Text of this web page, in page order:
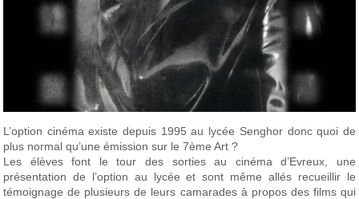
L’option cinéma existe depuis 1995 au lycée Senghor donc quoi de
plus normal qu’une émission sur le 7ème Art ?
Les élèves font le tour des sorties au cinéma d’Evreux, une
présentation de l’option au lycée et sont même allés recueillir le
témoignage de plusieurs de leurs camarades à propos des films qui